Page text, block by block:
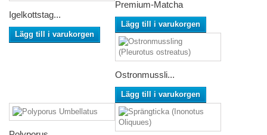
Igelkottstag...
Lägg till i varukorgen
Premium-Matcha
Lägg till i varukorgen
Ostronmussli...
Lägg till i varukorgen